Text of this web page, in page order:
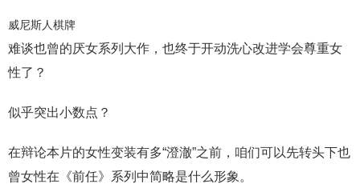
威尼斯人棋牌
难谈也曾的厌女系列大作，也终于开动洗心改进学会尊重女
性了？
似乎突出小数点？
在辩论本片的女性变装有多“澄澈”之前，咱们可以先转头下也
曾女性在《前任》系列中简略是什么形象。